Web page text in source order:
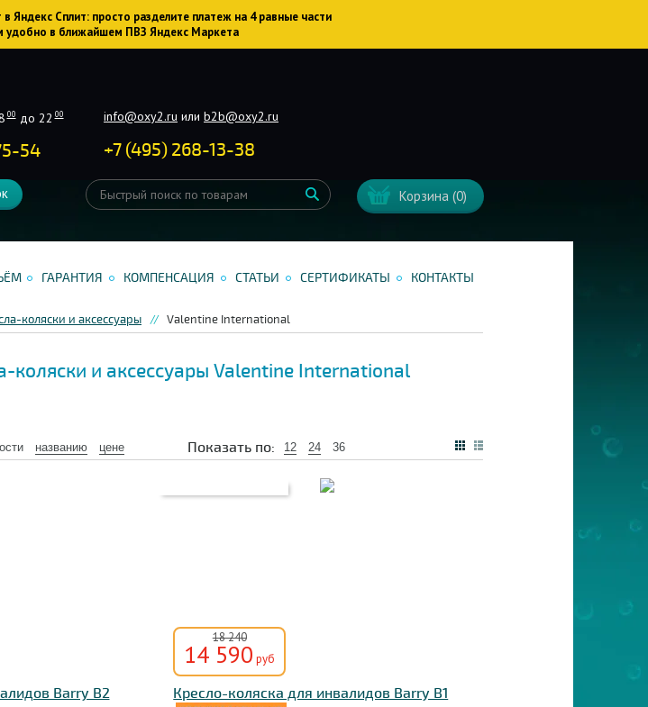
Яндекс Сплит: просто разделите платеж на 4 равные части
удобно в ближайшем ПВЗ Яндекс Маркета
00до 22 00
54
info@oxy2.ru илиb2b@oxy2.ru
+7 (495) 268-13-38
Корзина(0)
ГАРАНТИЯ КОМПЕНСАЦИЯ СТАТЬИ СЕРТИФИКАТЫ КОНТАКТЫ
коляски и аксессуары Valentine International
коляски и аксессуары Valentine International
названию цене Показать по: 12 24 36
Barry B2
18 240
14 590 руб
Кресло-коляска для инвалидов Barry B1